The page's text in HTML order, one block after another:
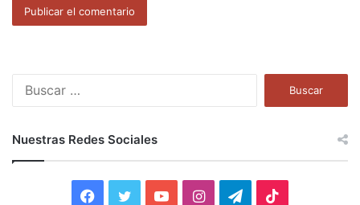
:
Nuestras Redes Sociales
I